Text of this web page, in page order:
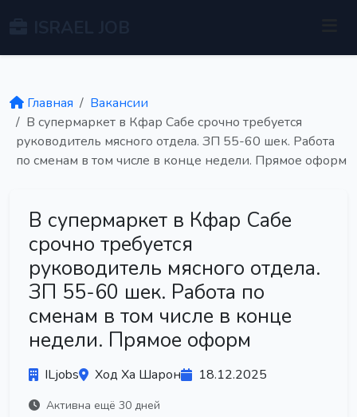
Главная
Вакансии
В супермаркет в Кфар Сабе срочно требуется
руководитель мясного отдела. ЗП 55-60 шек. Работа
по сменам в том числе в конце недели. Прямое оформ
В супермаркет в Кфар Сабе
срочно требуется
руководитель мясного отдела.
ЗП 55-60 шек. Работа по
сменам в том числе в конце
недели. Прямое оформ
ILjobs Ход Ха Шарон 18.12.2025
Активна ещё 30 дней